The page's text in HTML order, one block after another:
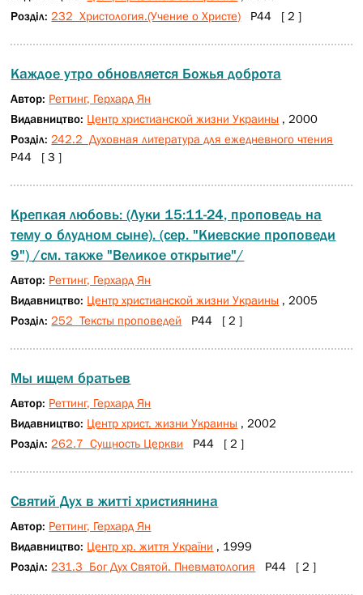
Розділ: 232 Христология.(Учение о Христе) Р44 [ 2 ]
Каждое утро обновляется Божья доброта
Автор: Реттинг, Герхард Ян
Видавництво: Центр христианской жизни Украины , 2000
Розділ: 242.2 Духовная литература для ежедневного чтения
Р44 [ 3 ]
Крепкая любовь: (Луки 15:11-24, проповедь на
тему о блудном сыне). (сер. "Киевские проповеди
9") /см. также "Великое открытие"/
Автор: Реттинг, Герхард Ян
Видавництво: Центр христианской жизни Украины , 2005
Розділ: 252 Тексты проповедей Р44 [ 2 ]
Мы ищем братьев
Автор: Реттинг, Герхард Ян
Видавництво: Центр христ. жизни Украины , 2002
Розділ: 262.7 Сущность Церкви Р44 [ 2 ]
Святий Дух в житті християнина
Автор: Реттинг, Герхард Ян
Видавництво: Центр хр. життя України , 1999
Розділ: 231.3 Бог Дух Святой. Пневматология Р44 [ 2 ]